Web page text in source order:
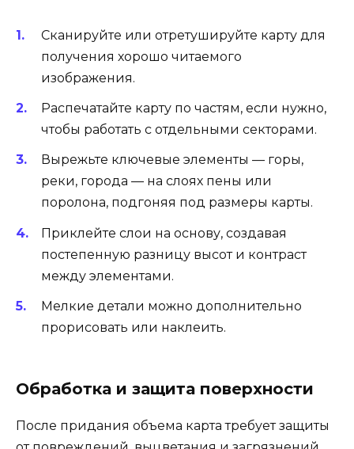
Сканируйте или отретушируйте карту для
получения хорошо читаемого
изображения.
Распечатайте карту по частям, если нужно,
чтобы работать с отдельными секторами.
Вырежьте ключевые элементы — горы,
реки, города — на слоях пены или
поролона, подгоняя под размеры карты.
Приклейте слои на основу, создавая
постепенную разницу высот и контраст
между элементами.
Мелкие детали можно дополнительно
прорисовать или наклеить.
Обработка и защита поверхности
После придания объема карта требует защиты